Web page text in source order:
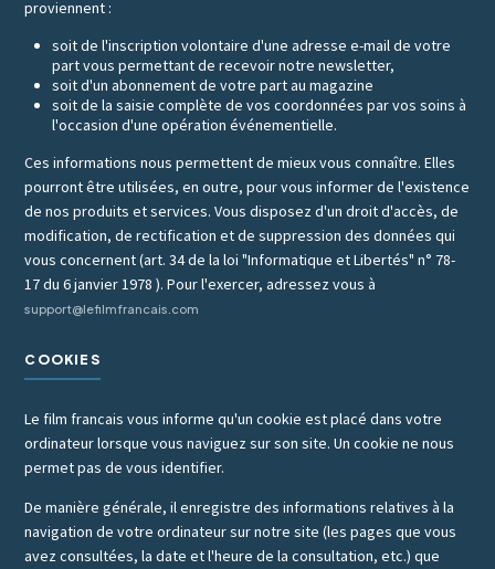
proviennent :
soit de l'inscription volontaire d'une adresse e-mail de votre
part vous permettant de recevoir notre newsletter,
soit d'un abonnement de votre part au magazine
soit de la saisie complète de vos coordonnées par vos soins à
l'occasion d'une opération événementielle.
Ces informations nous permettent de mieux vous connaître. Elles
pourront être utilisées, en outre, pour vous informer de l'existence
de nos produits et services. Vous disposez d'un droit d'accès, de
modification, de rectification et de suppression des données qui
vous concernent (art. 34 de la loi "Informatique et Libertés" n° 78-
17 du 6 janvier 1978 ). Pour l'exercer, adressez vous à
support@lefilmfrancais.com
COOKIES
Le film francais vous informe qu'un cookie est placé dans votre
ordinateur lorsque vous naviguez sur son site. Un cookie ne nous
permet pas de vous identifier.
De manière générale, il enregistre des informations relatives à la
navigation de votre ordinateur sur notre site (les pages que vous
avez consultées, la date et l'heure de la consultation, etc.) que